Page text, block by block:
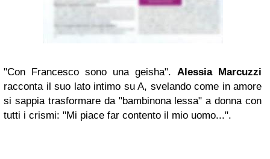
"Con Francesco sono una geisha". Alessia Marcuzzi
racconta il suo lato intimo su A, svelando come in amore
si sappia trasformare da "bambinona lessa" a donna con
tutti i crismi: "Mi piace far contento il mio uomo...".